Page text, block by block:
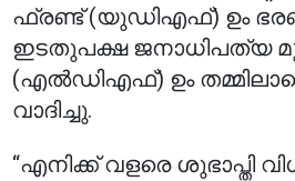
ഫ്രണ്ട് (യുഡിഎഫ്) ഉം
ഇടതുപക്ഷ ജനാധിപത്യ
(എൽഡിഎഫ്) ഉം
വാദിച്ചു.
“എനിക്ക് വളരെ ശുഭാപ്തി